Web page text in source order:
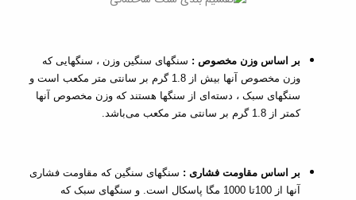
بر اساس وزن مخصوص : سنگهای سنگین وزن ، سنگهایی که
وزن مخصوص آنها بیش از 1.8 گرم بر سانتی متر مکعب است و
سنگهای سبک ، دسته‌ای از سنگها هستند که وزن مخصوص آنها
کمتر از 1.8 گرم بر سانتی متر مکعب می‌باشد.
بر اساس مقاومت فشاری : سنگهای سنگین که مقاومت فشاری
آنها از 100تا 1000 مگا پاسکال است. و سنگهای سبک که